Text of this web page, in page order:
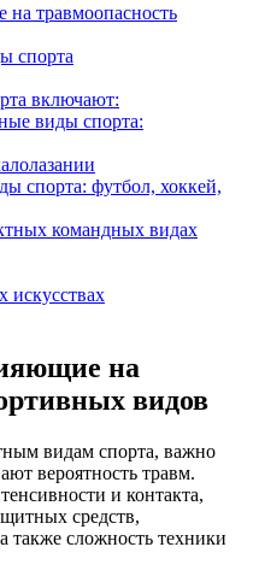
травмоопасность
спорта
включают:
виды спорта:
спорта: футбол, хоккей,
командных видах
искусствах
на
видов
видам спорта, важно
вероятность травм.
и контакта,
средств,
также сложность техники